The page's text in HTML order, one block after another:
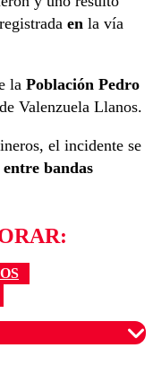
registrada en la vía
la Población Pedro
Valenzuela Llanos.
el incidente se
bandas